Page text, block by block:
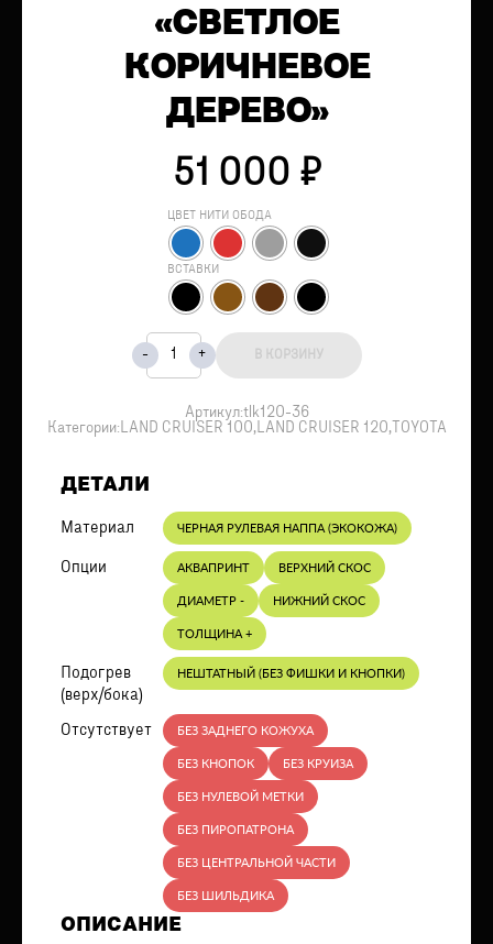
«СВЕТЛОЕ
КОРИЧНЕВОЕ
ДЕРЕВО»
51 000 ₽
ЦВЕТ НИТИ ОБОДА
ВСТАВКИ
В КОРЗИНУ
Артикул:tlk120-36
Категории: LAND CRUISER 100,LAND CRUISER 120,TOYOTA
ОПИСАНИЕ
ДЕТАЛИ
Материал ЧЕРНАЯ РУЛЕВАЯ НАППА (ЭКОКОЖА)
Опции АКВАПРИНТ ВЕРХНИЙ СКОС
ДИАМЕТР - НИЖНИЙ СКОС
ТОЛЩИНА +
Подогрев
(верх/бока)
НЕШТАТНЫЙ (БЕЗ ФИШКИ И КНОПКИ)
Отсутствует БЕЗ ЗАДНЕГО КОЖУХА
БЕЗ КНОПОК БЕЗ КРУИЗА
БЕЗ НУЛЕВОЙ МЕТКИ
БЕЗ ПИРОПАТРОНА
БЕЗ ЦЕНТРАЛЬНОЙ ЧАСТИ
БЕЗ ШИЛЬДИКА